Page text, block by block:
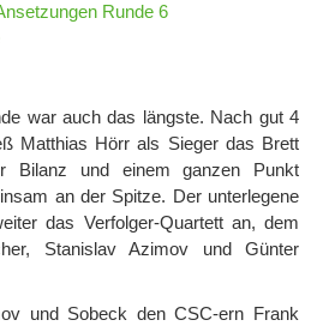
Runde 6
war auch das längste. Nach gut 4
Matthias Hörr als Sieger das Brett
Bilanz und einem ganzen Punkt
an der Spitze. Der unterlegene
das Verfolger-Quartett an, dem
Stanislav Azimov und Günter
und Sobeck den CSC-ern Frank